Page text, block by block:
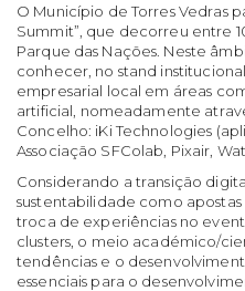
O Município de Torres Vedras
Summit”, que decorreu entre
Parque das Nações. Neste
conhecer, no stand
empresarial local em áreas
artificial, nomeadamente
Concelho: iKi Technologies
Associação SFColab, Pixair,
Considerando a transição
sustentabilidade como
troca de experiências no
clusters, o meio académico/
tendências e o
essenciais para o